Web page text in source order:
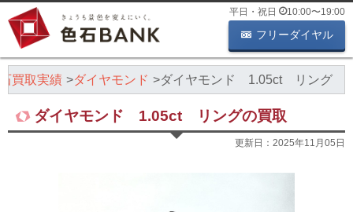
平日・祝日 10:00〜19:00
フリーダイヤル
買取実績 ダイヤモンド ダイヤモンド 1.05ct リング
ダイヤモンド 1.05ct リングの買取
更新日： 2025年11月05日